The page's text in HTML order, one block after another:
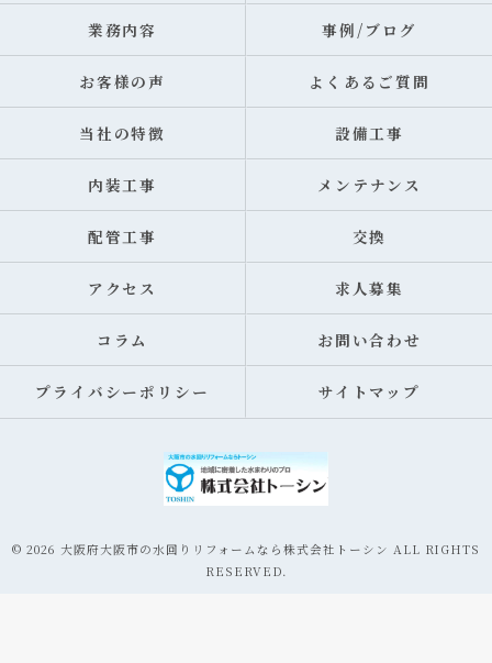
業務内容 事例/ブログ
お客様の声 よくあるご質問
当社の特徴 設備工事
内装工事 メンテナンス
配管工事 交換
アクセス 求人募集
コラム お問い合わせ
プライバシーポリシー サイトマップ
© 2026 大阪府大阪市の水回りリフォームなら株式会社トーシン ALL RIGHTS
RESERVED.